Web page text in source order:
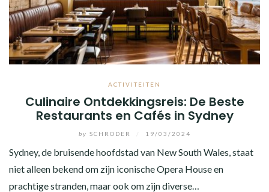
ACTIVITEITEN
Culinaire Ontdekkingsreis: De Beste
Restaurants en Cafés in Sydney
by SCHRODER 19/03/2024
Sydney, de bruisende hoofdstad van New South Wales, staat
niet alleen bekend om zijn iconische Opera House en
prachtige stranden, maar ook om zijn diverse…